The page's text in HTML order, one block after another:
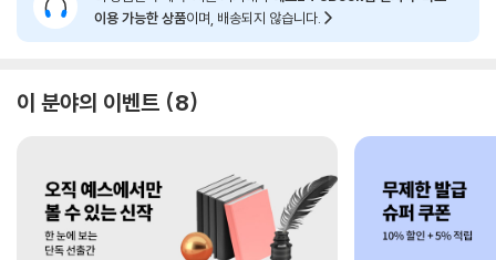
이용 가능한 상품이며, 배송되지 않습니다.
이 분야의 이벤트 8